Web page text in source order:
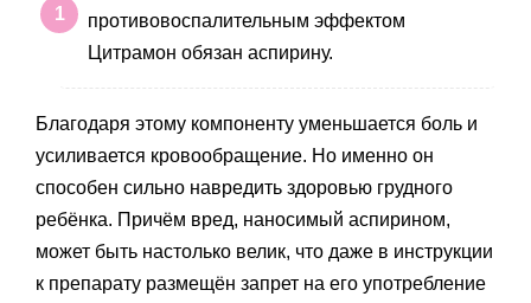
противовоспалительным эффектом
Цитрамон обязан аспирину.
Благодаря этому компоненту уменьшается боль и
усиливается кровообращение. Но именно он
способен сильно навредить здоровью грудного
ребёнка. Причём вред, наносимый аспирином,
может быть настолько велик, что даже в инструкции
к препарату размещён запрет на его употребление